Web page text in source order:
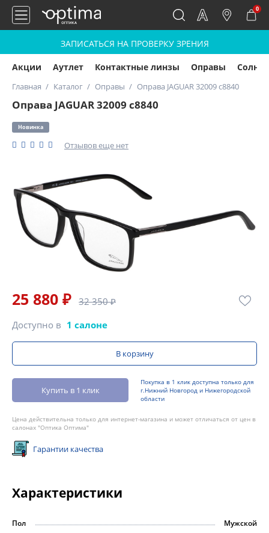
0
ЗАПИСАТЬСЯ НА ПРОВЕРКУ ЗРЕНИЯ
Акции Аутлет Контактные линзы Оправы
Главная Каталог Оправы Оправа JAGUAR 32009 c8840
Оправа JAGUAR 32009 c8840
Новинка
Отзывов еще нет
25 880 ₽ 32 350 ₽
Доступно в 1 салоне
В корзину
Купить в 1 клик
Покупка в 1 клик доступна только для
г.Нижний Новгород и Нижегородской
области
Цена действительна только для интернет-магазина и может отличаться от цен в
салонах "Оптика Оптима"
Гарантии качества
Характеристики
Пол
Мужской